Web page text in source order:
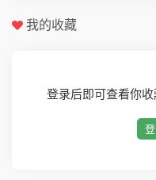
我的收藏
登录后即可查看你收